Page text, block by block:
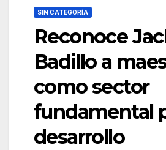
SIN CATEGORÍA
Reconoce
Badillo a
como sector
fundamental
desarrollo